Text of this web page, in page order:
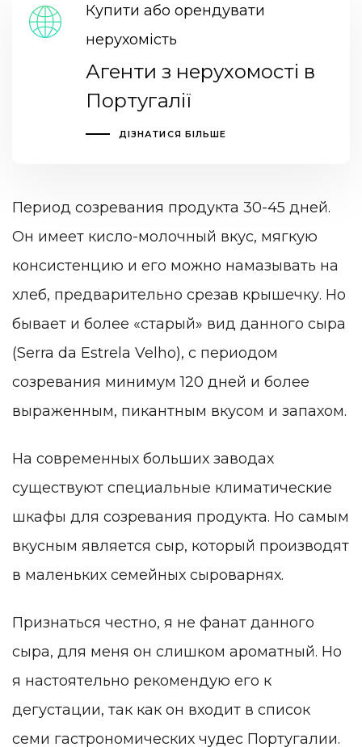
Купити або орендувати
нерухомість
Агенти з нерухомості в
Португалії
ДІЗНАТИСЯ БІЛЬШЕ
Период созревания продукта 30-45 дней.
Он имеет кисло-молочный вкус, мягкую
консистенцию и его можно намазывать на
хлеб, предварительно срезав крышечку. Но
бывает и более «старый» вид данного сыра
(Serra da Estrela Velho), с периодом
созревания минимум 120 дней и более
выраженным, пикантным вкусом и запахом.
На современных больших заводах
существуют специальные климатические
шкафы для созревания продукта. Но самым
вкусным является сыр, который производят
в маленьких семейных сыроварнях.
Признаться честно, я не фанат данного
сыра, для меня он слишком ароматный. Но
я настоятельно рекомендую его к
дегустации, так как он входит в список
семи гастрономических чудес Португалии.